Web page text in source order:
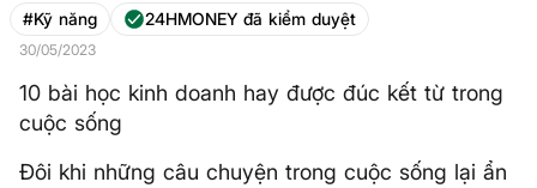
#Kỹ năng 24HMONEY đã kiểm duyệt
30/05/2023
10 bài học kinh doanh hay được đúc kết từ trong
cuộc sống
Đôi khi những câu chuyện trong cuộc sống lại ẩn